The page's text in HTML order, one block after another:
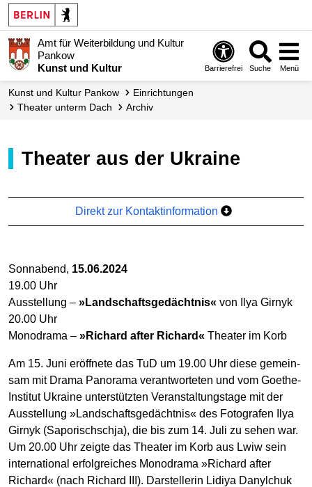
Amt für Weiterbildung und Kultur
Pankow
Kunst und Kultur
Barrierefrei Suche Menü
Kunst und Kultur Pankow
Einrichtungen
Theater unterm Dach
Archiv
Theater aus der Ukraine
Direkt zur Kontaktinformation
Sonnabend, 15.06.2024
19.00 Uhr
Ausstellung – »Landschaftsgedächtnis« von Ilya Girnyk
20.00 Uhr
Monodrama – »Richard after Richard« Theater im Korb
Am 15. Juni eröffnete das TuD um 19.00 Uhr diese gemein­
sam mit Drama Panorama ver­ant­worteten und vom Goethe-
Institut Ukraine unter­stützten Ver­anstaltungs­tage mit der
Aus­stellung »Landschafts­gedächtnis« des Foto­grafen Ilya
Girnyk (Saporischschja), die bis zum 14. Juli zu sehen war.
Um 20.00 Uhr zeigte das Theater im Korb aus Lwiw sein
international erfolgreiches Mono­drama »Richard after
Richard« (nach Richard III). Darstellerin Lidiya Danylchuk